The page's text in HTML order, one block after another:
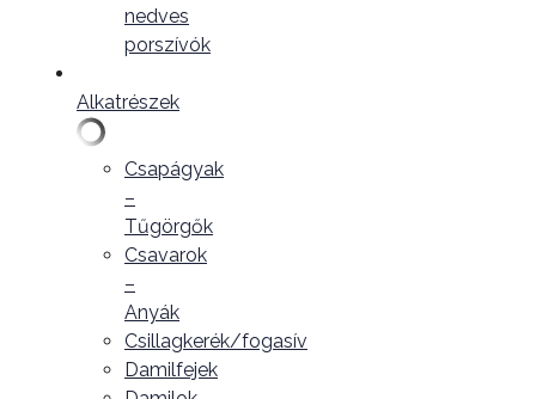
nedves
porszívók
Alkatrészek
Csapágyak
–
Tűgörgők
Csavarok
–
Anyák
Csillagkerék/fogasív
Damilfejek